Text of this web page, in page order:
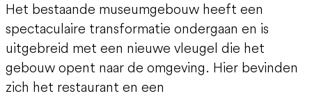
Het bestaande museumgebouw heeft een
spectaculaire transformatie ondergaan en is
uitgebreid met een nieuwe vleugel die het
gebouw opent naar de omgeving. Hier bevinden
zich het restaurant en een